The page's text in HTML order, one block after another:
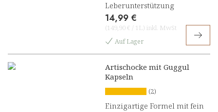
Leberunterstützung
14,99 €
(149,90 € / 1L) inkl. MwSt
Auf Lager
Artischocke mit Guggul
Kapseln
(2)
Einzigartige Formel mit fein